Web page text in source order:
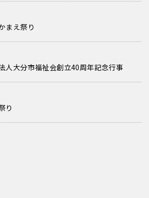
まえ祭り
人大分市福祉会創立40周年記念行事
り